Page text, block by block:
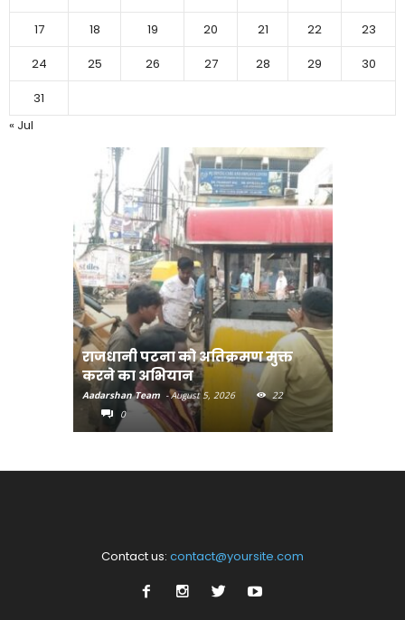
17
18 19 20 21 22
23
24
25 26 27 28 29
30
31
« Jul
राजधानी पटना को अतिक्रमण मुक्त
करने का अभियान
Aadarshan Team - August 5, 2026
22
0
Contact us: contact@yoursite.com